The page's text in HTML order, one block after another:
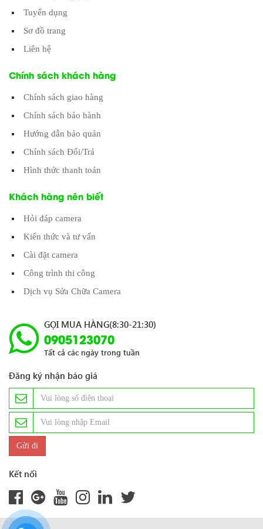
Tuyển dụng
Sơ đồ trang
Liên hệ
Chính sách khách hàng
Chính sách giao hàng
Chính sách bảo hành
Hướng dẫn bảo quản
Chính sách Đổi/Trả
Hình thức thanh toán
Khách hàng nên biết
Hỏi đáp camera
Kiến thức và tư vấn
Cài đặt camera
Công trình thi công
Dịch vụ Sửa Chữa Camera
GỌI MUA HÀNG(8:30-21:30)
0905123070
Tất cả các ngày trong tuần
Đăng ký nhận báo giá
Kết nối